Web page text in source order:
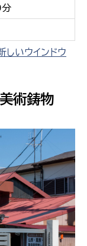
新しいウインドウ
術鋳物